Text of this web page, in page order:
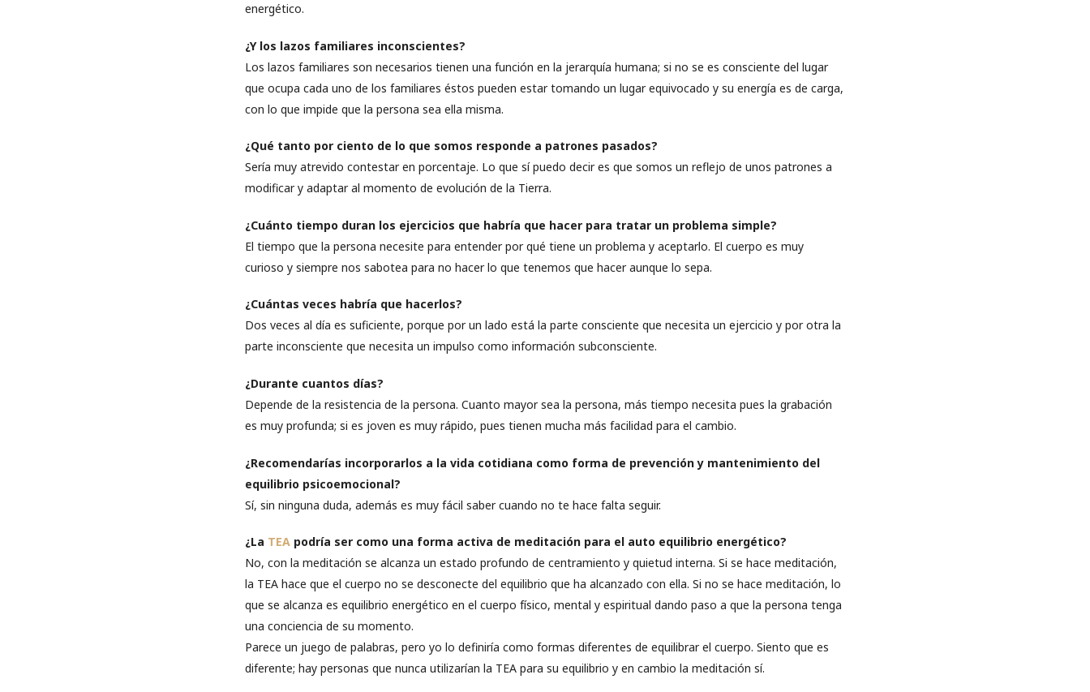
energético.
¿Y los lazos familiares inconscientes?
Los lazos familiares son necesarios tienen una función en la jerarquía humana; si no se es consciente del lugar
que ocupa cada uno de los familiares éstos pueden estar tomando un lugar equivocado y su energía es de carga,
con lo que impide que la persona sea ella misma.
¿Qué tanto por ciento de lo que somos responde a patrones pasados?
Sería muy atrevido contestar en porcentaje. Lo que sí puedo decir es que somos un reflejo de unos patrones a
modificar y adaptar al momento de evolución de la Tierra.
¿Cuánto tiempo duran los ejercicios que habría que hacer para tratar un problema simple?
El tiempo que la persona necesite para entender por qué tiene un problema y aceptarlo. El cuerpo es muy
curioso y siempre nos sabotea para no hacer lo que tenemos que hacer aunque lo sepa.
¿Cuántas veces habría que hacerlos?
Dos veces al día es suficiente, porque por un lado está la parte consciente que necesita un ejercicio y por otra la
parte inconsciente que necesita un impulso como información subconsciente.
¿Durante cuantos días?
Depende de la resistencia de la persona. Cuanto mayor sea la persona, más tiempo necesita pues la grabación
es muy profunda; si es joven es muy rápido, pues tienen mucha más facilidad para el cambio.
¿Recomendarías incorporarlos a la vida cotidiana como forma de prevención y mantenimiento del
equilibrio psicoemocional?
Sí, sin ninguna duda, además es muy fácil saber cuando no te hace falta seguir.
¿La TEA podría ser como una forma activa de meditación para el auto equilibrio energético?
No, con la meditación se alcanza un estado profundo de centramiento y quietud interna. Si se hace meditación,
la TEA hace que el cuerpo no se desconecte del equilibrio que ha alcanzado con ella. Si no se hace meditación, lo
que se alcanza es equilibrio energético en el cuerpo físico, mental y espiritual dando paso a que la persona tenga
una conciencia de su momento.
Parece un juego de palabras, pero yo lo definiría como formas diferentes de equilibrar el cuerpo. Siento que es
diferente; hay personas que nunca utilizarían la TEA para su equilibrio y en cambio la meditación sí.